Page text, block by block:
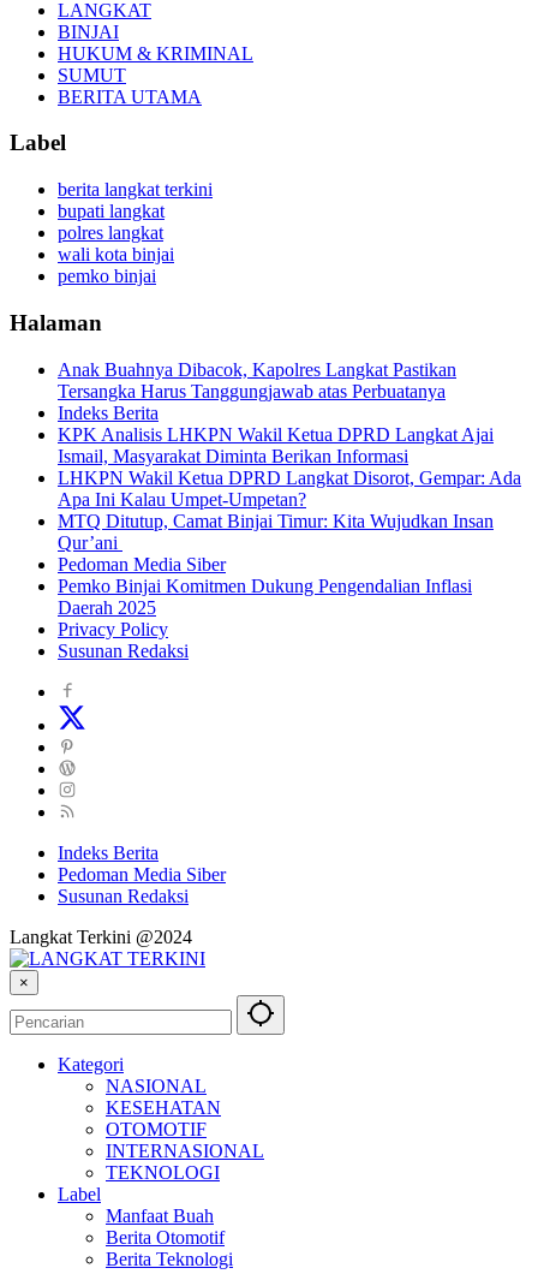
LANGKAT
BINJAI
HUKUM & KRIMINAL
SUMUT
BERITA UTAMA
Label
berita langkat terkini
bupati langkat
polres langkat
wali kota binjai
pemko binjai
Halaman
Anak Buahnya Dibacok, Kapolres Langkat Pastikan
Tersangka Harus Tanggungjawab atas Perbuatanya
Indeks Berita
KPK Analisis LHKPN Wakil Ketua DPRD Langkat Ajai
Ismail, Masyarakat Diminta Berikan Informasi
LHKPN Wakil Ketua DPRD Langkat Disorot, Gempar: Ada
Apa Ini Kalau Umpet-Umpetan?
MTQ Ditutup, Camat Binjai Timur: Kita Wujudkan Insan
Qur’ani
Pedoman Media Siber
Pemko Binjai Komitmen Dukung Pengendalian Inflasi
Daerah 2025
Privacy Policy
Susunan Redaksi
Indeks Berita
Pedoman Media Siber
Susunan Redaksi
Langkat Terkini @2024
×
Kategori
NASIONAL
KESEHATAN
OTOMOTIF
INTERNASIONAL
TEKNOLOGI
Label
Manfaat Buah
Berita Otomotif
Berita Teknologi